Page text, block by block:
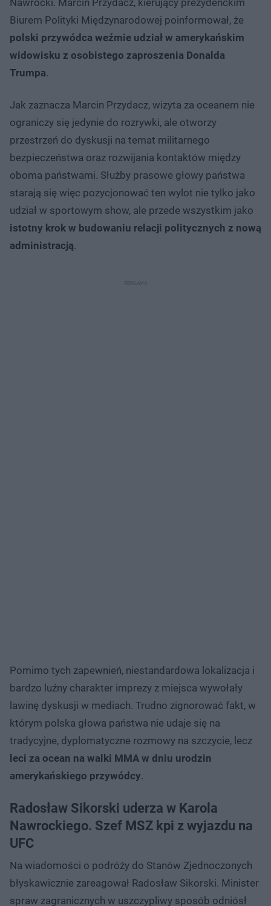
Biurem Polityki Międzynarodowej poinformował, że
polski przywódca weźmie udział w amerykańskim
widowisku z osobistego zaproszenia Donalda
Trumpa.
Jak zaznacza Marcin Przydacz, wizyta za oceanem nie
ograniczy się jedynie do rozrywki, ale otworzy
przestrzeń do dyskusji na temat militarnego
bezpieczeństwa oraz rozwijania kontaktów między
oboma państwami. Służby prasowe głowy państwa
starają się więc pozycjonować ten wylot nie tylko jako
udział w sportowym show, ale przede wszystkim jako
istotny krok w budowaniu relacji politycznych z nową
administracją.
Pomimo tych zapewnień, niestandardowa lokalizacja i
bardzo luźny charakter imprezy z miejsca wywołały
lawinę dyskusji w mediach. Trudno zignorować fakt, w
którym polska głowa państwa nie udaje się na
tradycyjne, dyplomatyczne rozmowy na szczycie, lecz
leci za ocean na walki MMA w dniu urodzin
amerykańskiego przywódcy.
Radosław Sikorski uderza w Karola
Nawrockiego. Szef MSZ kpi z wyjazdu na
UFC
Na wiadomości o podróży do Stanów Zjednoczonych
błyskawicznie zareagował Radosław Sikorski. Minister
spraw zagranicznych w uszczypliwy sposób odniósł